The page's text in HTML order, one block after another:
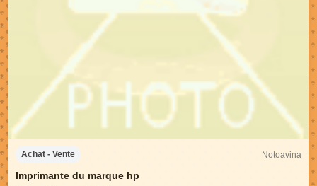
Achat - Vente Notoavina
Imprimante du marque hp